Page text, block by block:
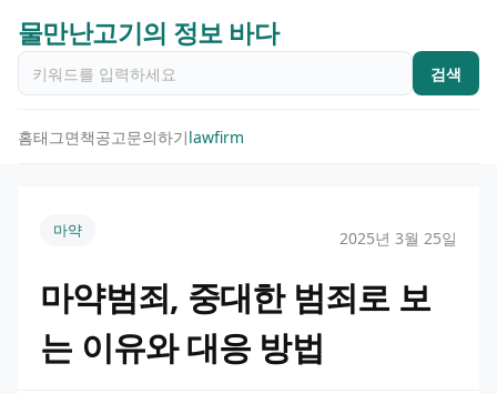
물만난고기의 정보 바다
검색
홈태그면책공고문의하기lawfirm
마약 2025년 3월 25일
마약범죄, 중대한 범죄로 보
는 이유와 대응 방법